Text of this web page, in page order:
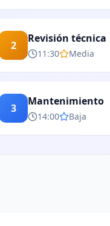
2
Revisión técnica
11:30 Media
3
Mantenimiento
14:00 Baja